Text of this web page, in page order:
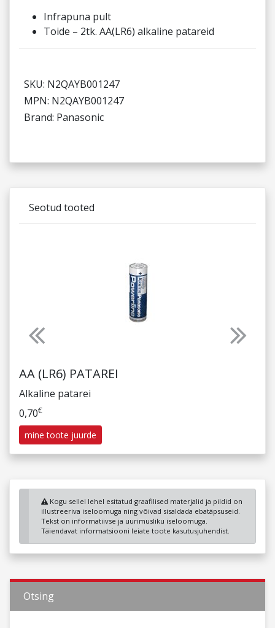
Infrapuna pult
Toide – 2tk. AA(LR6) alkaline patareid
SKU: N2QAYB001247
MPN: N2QAYB001247
Brand: Panasonic
Seotud tooted
AA (LR6) PATAREI
Alkaline patarei
0,70€
mine toote juurde
Previous Next
Kogu sellel lehel esitatud graafilised materjalid ja pildid on
illustreeriva iseloomuga ning võivad sisaldada ebatäpsuseid.
Tekst on informatiivse ja uurimusliku iseloomuga.
Täiendavat informatsiooni leiate toote kasutusjuhendist.
Otsing